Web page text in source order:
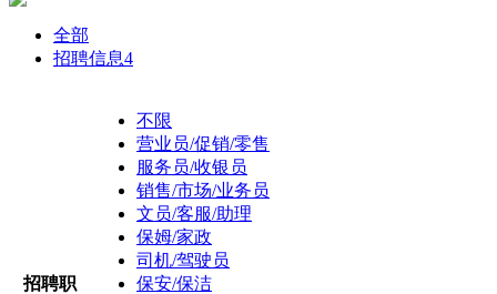
全部
招聘信息4
招聘职
不限
营业员/促销/零售
服务员/收银员
销售/市场/业务员
文员/客服/助理
保姆/家政
司机/驾驶员
保安/保洁